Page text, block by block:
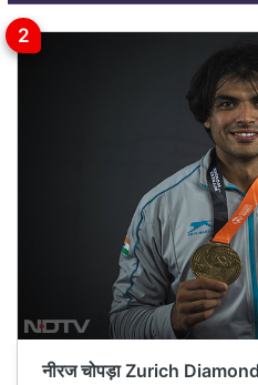
नीरज चोपड़ा Zurich